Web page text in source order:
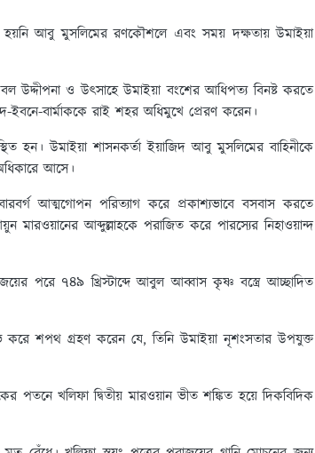
হয়নি আবু মুসলিমের রণকৌশলে এবং সময় দক্ষতায় উমাইয়া
উদ্দীপনা ও উৎসাহে উমাইয়া বংশের আধিপত্য বিনষ্ট করতে
বার্মাককে রাই শহর অধিমুখে প্রেরণ করেন।
হন। উমাইয়া শাসনকর্তা ইয়াজিদ আবু মুসলিমের বাহিনীকে
আসে।
আত্মগোপন পরিত্যাগ করে প্রকাশ্যভাবে বসবাস করতে
আব্দুল্লাহকে পরাজিত করে পারস্যের নিহাওয়ান্দ
পরে ৭৪৯ খ্রিস্টাব্দে আবুল আব্বাস কৃষ্ণ বস্ত্রে আচ্ছাদিত
করে শপথ গ্রহণ করেন যে, তিনি উমাইয়া নৃশংসতার উপযুক্ত
পতনে খলিফা দ্বিতীয় মারওয়ান ভীত শঙ্কিত হয়ে দিকবিদিক